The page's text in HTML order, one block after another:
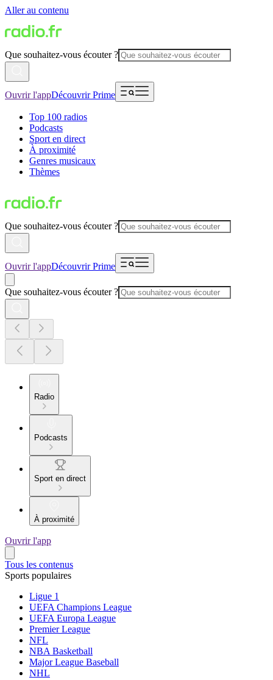
Aller au contenu
Que souhaitez-vous écouter ?
Ouvrir l'appDécouvrir Prime
Top 100 radios
Podcasts
Sport en direct
À proximité
Genres musicaux
Thèmes
Que souhaitez-vous écouter ?
Ouvrir l'appDécouvrir Prime
Que souhaitez-vous écouter ?
Radio
Podcasts
Sport en direct
À proximité
Ouvrir l'app
Tous les contenus
Sports populaires
Ligue 1
UEFA Champions League
UEFA Europa League
Premier League
NFL
NBA Basketball
Major League Baseball
NHL